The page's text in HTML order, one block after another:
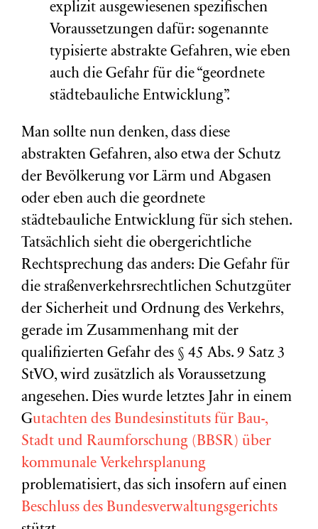
explizit ausgewiesenen spezifischen
Voraussetzungen dafür: sogenannte
typisierte abstrakte Gefahren, wie eben
auch die Gefahr für die “geordnete
städtebauliche Entwicklung”.
Man sollte nun denken, dass diese
abstrakten Gefahren, also etwa der Schutz
der Bevölkerung vor Lärm und Abgasen
oder eben auch die geordnete
städtebauliche Entwicklung für sich stehen.
Tatsächlich sieht die obergerichtliche
Rechtsprechung das anders: Die Gefahr für
die straßenverkehrsrechtlichen Schutzgüter
der Sicherheit und Ordnung des Verkehrs,
gerade im Zusammenhang mit der
qualifizierten Gefahr des § 45 Abs. 9 Satz 3
StVO, wird zusätzlich als Voraussetzung
angesehen. Dies wurde letztes Jahr in einem
Gutachten des Bundesinstituts für Bau-,
Stadt und Raumforschung (BBSR) über
kommunale Verkehrsplanung
problematisiert, das sich insofern auf einen
Beschluss des Bundesverwaltungsgerichts